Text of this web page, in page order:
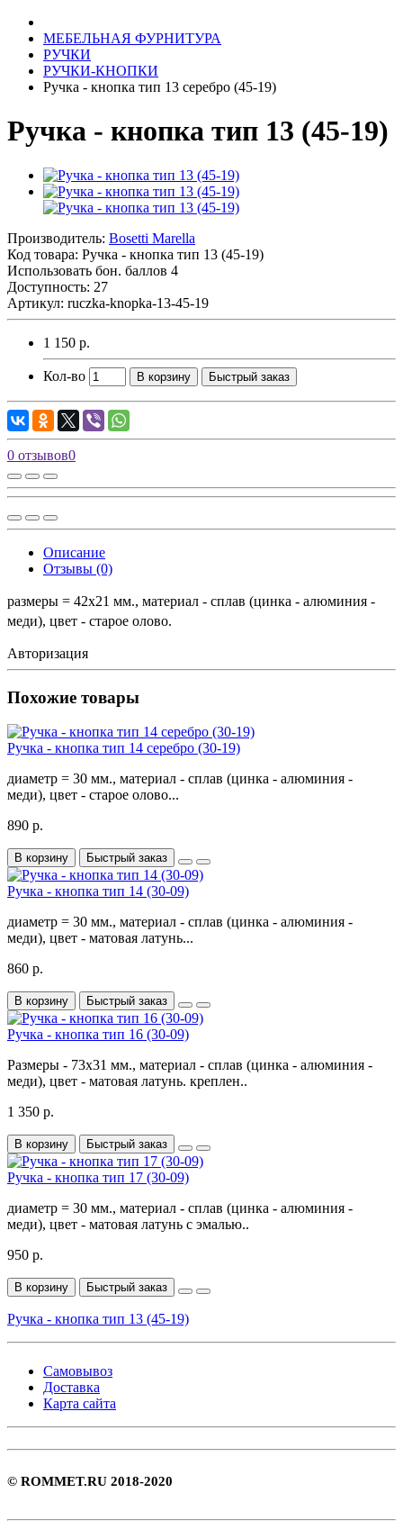
МЕБЕЛЬНАЯ ФУРНИТУРА
РУЧКИ
РУЧКИ-КНОПКИ
Ручка - кнопка тип 13 серебро (45-19)
Ручка - кнопка тип 13 (45-19)
Производитель: Bosetti Marella
Код товара: Ручка - кнопка тип 13 (45-19)
Использовать бон. баллов 4
Доступность: 27
Артикул: ruczka-knopka-13-45-19
1 150 р.
Кол-во В корзину Быстрый заказ
0 отзывов0
Описание
Отзывы (0)
размеры = 42x21 мм., материал - сплав (цинка - алюминия -
меди), цвет - старое олово.
Авторизация
Похожие товары
Ручка - кнопка тип 14 серебро (30-19)
диаметр = 30 мм., материал - сплав (цинка - алюминия -
меди), цвет - старое олово...
890 р.
В корзину Быстрый заказ
Ручка - кнопка тип 14 (30-09)
диаметр = 30 мм., материал - сплав (цинка - алюминия -
меди), цвет - матовая латунь...
860 р.
В корзину Быстрый заказ
Ручка - кнопка тип 16 (30-09)
Размеры - 73x31 мм., материал - сплав (цинка - алюминия -
меди), цвет - матовая латунь. креплен..
1 350 р.
В корзину Быстрый заказ
Ручка - кнопка тип 17 (30-09)
диаметр = 30 мм., материал - сплав (цинка - алюминия -
меди), цвет - матовая латунь с эмалью..
950 р.
В корзину Быстрый заказ
Ручка - кнопка тип 13 (45-19)
Самовывоз
Доставка
Карта сайта
© ROMMET.RU 2018-2020